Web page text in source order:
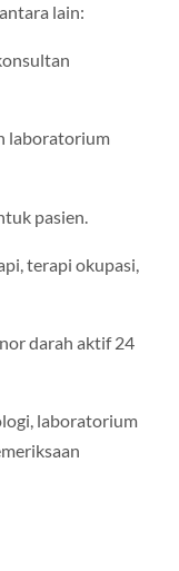
lain:
laboratorium
pasien.
terapi okupasi,
darah aktif 24
laboratorium